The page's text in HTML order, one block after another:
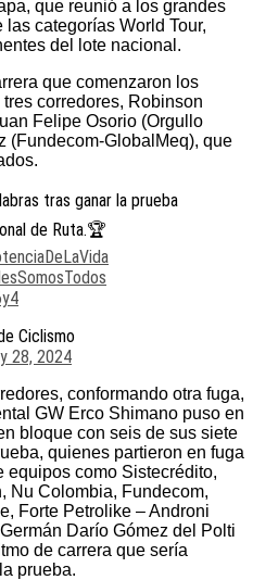
que reunió a los grandes
categorías World Tour,
del lote nacional.
que comenzaron los
corredores, Robinson
Felipe Osorio (Orgullo
(Fundecom-GlobalMeq), que
tras ganar la prueba
de Ruta.🏆
Ciclismo
28, 2024
conformando otra fuga,
GW Erco Shimano puso en
bloque con seis de sus siete
quienes partieron en fuga
equipos como Sistecrédito,
Nu Colombia, Fundecom,
Forte Petrolike – Androni
Darío Gómez del Polti
de carrera que sería
prueba.